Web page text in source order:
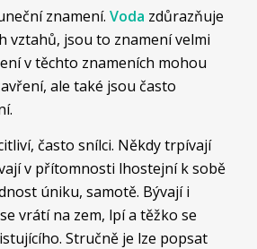
znamení. Voda zdůrazňuje
vztahů, jsou to znamení velmi
v těchto znameních mohou
ale také jsou často
často snílci. Někdy trpívají
v přítomnosti lhostejní k sobě
úniku, samotě. Bývají i
vrátí na zem, lpí a těžko se
Stručně je lze popsat